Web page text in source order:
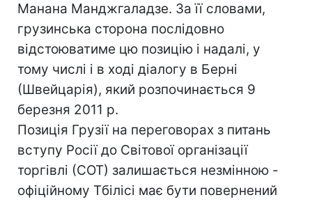
Манана Манджгаладзе. За її словами,
грузинська сторона послідовно
відстоюватиме цю позицію і надалі, у
тому числі і в ході діалогу в Берні
(Швейцарія), який розпочинається 9
березня 2011 р.
Позиція Грузії на переговорах з питань
вступу Росії до Світової організації
торгівлі (СОТ) залишається незмінною -
офіційному Тбілісі має бути повернений